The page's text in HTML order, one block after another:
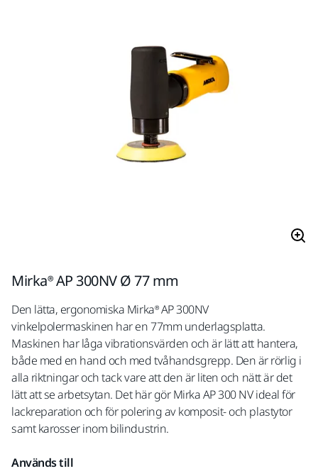
Mirka® AP 300NV Ø 77 mm
Den lätta, ergonomiska Mirka® AP 300NV
vinkelpolermaskinen har en 77mm underlagsplatta.
Maskinen har låga vibrationsvärden och är lätt att hantera,
både med en hand och med tvåhandsgrepp. Den är rörlig i
alla riktningar och tack vare att den är liten och nätt är det
lätt att se arbetsytan. Det här gör Mirka AP 300 NV ideal för
lackreparation och för polering av komposit- och plastytor
samt karosser inom bilindustrin.
Används till